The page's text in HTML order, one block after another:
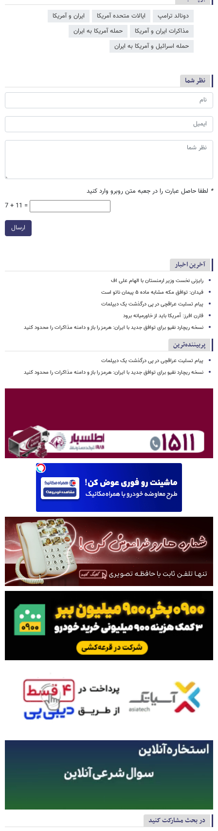
دونالد ترامپ ایالات متحده آمریکا
ایران و آمریکا
مذاکرات ایران و آمریکا
حمله آمریکا به ایران
حمله اسرائیل و آمریکا به ایران
نظر شما
* لطفا حاصل عبارت را در جعبه متن روبرو وارد کنید
7 + 11 =
ارسال
آخرین اخبار
رایزنی نخست وزیر ارمنستان با الهام علی اف
فیدان: توافق مکه مشابه ماده ۵ پیمان ناتو است
پیام تسلیت عراقچی در پی درگذشت یک دیپلمات
فارن افرز: آمریکا باید از خاورمیانه برود
نسخه ریچارد نفیو برای توافق جدید با ایران: هرمز را باز و دامنه مذاکرات را محدود کنید
پربیننده‌ترین
پیام تسلیت عراقچی در پی درگذشت یک دیپلمات
نسخه ریچارد نفیو برای توافق جدید با ایران: هرمز را باز و دامنه مذاکرات را محدود کنید
در بحث مشارکت کنید